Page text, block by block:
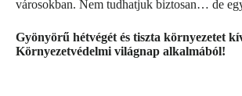
városokban. Nem tudhatjuk biztosan… de
Gyönyörű hétvégét és tiszta környezetet
Környezetvédelmi világnap alkalmából!